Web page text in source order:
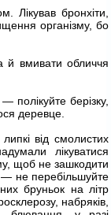
Лікував бронхіти,
організму, бо
й вмивати обличчя
полікуйте берізку,
деревце.
від смолистих
лікуватися
щоб не зашкодити
— не перебільшуйте
бруньок на літр
набряків,